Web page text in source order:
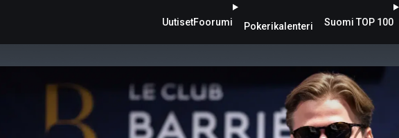
UutisetFoorumi Pokerikalenteri Suomi TOP 100